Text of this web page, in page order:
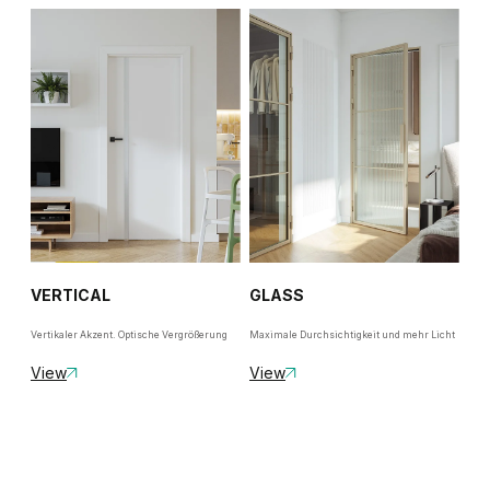
VERTICAL
Vertikaler Akzent. Optische Vergrößerung
View
GLASS
Maximale Durchsichtigkeit und mehr Licht
View